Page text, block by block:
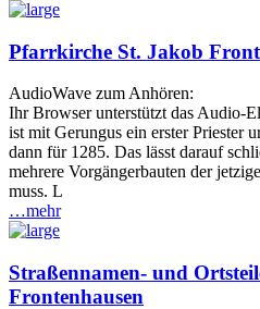
Pfarrkirche St. Jakob
AudioWave zum Anhören:
Ihr Browser unterstützt das Audio-
ist mit Gerungus ein erster Priester
dann für 1285. Das lässt darauf
mehrere Vorgängerbauten der
muss. L
…mehr
Straßennamen- und
Frontenhausen